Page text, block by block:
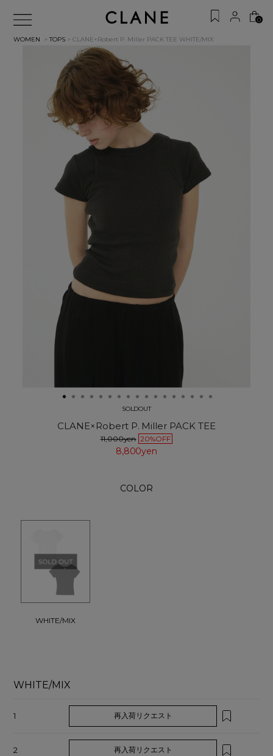
0
WOMEN >TOPS > CLANE×Robert P. Miller PACK TEE WHITE/MIX
SOLDOUT
CLANE×Robert P. Miller PACK TEE
11,000yen 20%OFF
8,800yen
COLOR
WHITE/MIX
WHITE/MIX
1 再入荷リクエスト
2 再入荷リクエスト